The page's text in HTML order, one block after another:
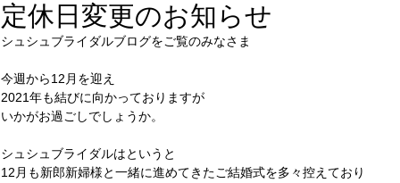
定休日変更のお知らせ
シュシュブライダルブログをご覧のみなさま
今週から12月を迎え
2021年も結びに向かっておりますが
いかがお過ごしでしょうか。
シュシュブライダルはというと
12月も新郎新婦様と一緒に進めてきたご結婚式を多々控えており